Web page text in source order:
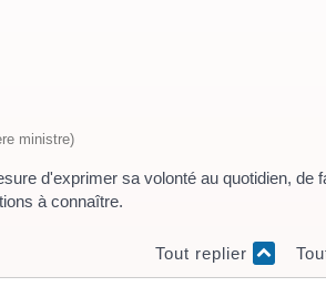
ministre)
d'exprimer sa volonté au quotidien, de
à connaître.
Tout replier